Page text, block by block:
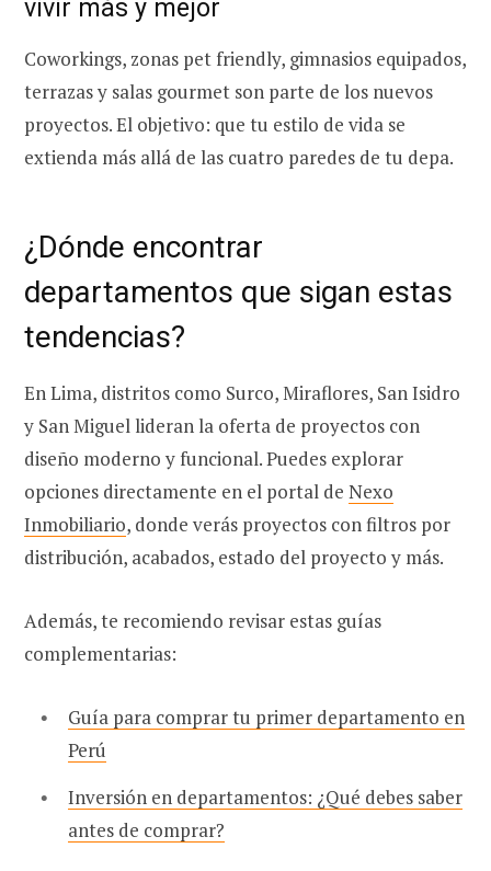
vivir más y mejor
Coworkings, zonas pet friendly, gimnasios equipados,
terrazas y salas gourmet son parte de los nuevos
proyectos. El objetivo: que tu estilo de vida se
extienda más allá de las cuatro paredes de tu depa.
¿Dónde encontrar
departamentos que sigan estas
tendencias?
En Lima, distritos como Surco, Miraflores, San Isidro
y San Miguel lideran la oferta de proyectos con
diseño moderno y funcional. Puedes explorar
opciones directamente en el portal de Nexo
Inmobiliario, donde verás proyectos con filtros por
distribución, acabados, estado del proyecto y más.
Además, te recomiendo revisar estas guías
complementarias:
Guía para comprar tu primer departamento en
Perú
Inversión en departamentos: ¿Qué debes saber
antes de comprar?